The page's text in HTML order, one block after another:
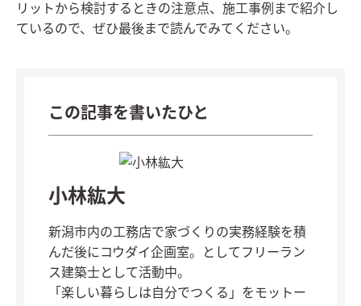
リットから検討するときの注意点、施工事例まで紹介し
ているので、ぜひ最後まで読んでみてください。
この記事を書いたひと
小林紘大
新潟市内の工務店で家づくりの実務経験を積
んだ後にコウダイ企画室。としてフリーラン
ス建築士として活動中。
「楽しい暮らしは自分でつくる」をモットー